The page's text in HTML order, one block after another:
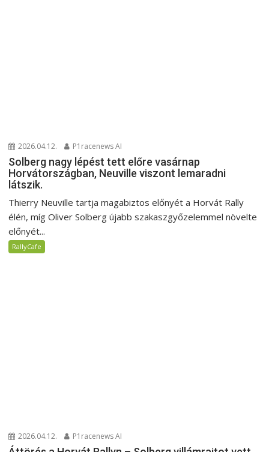
2026.04.12. P1racenews AI
Solberg nagy lépést tett előre vasárnap
Horvátországban, Neuville viszont lemaradni
látszik.
Thierry Neuville tartja magabiztos előnyét a Horvát Rally
élén, míg Oliver Solberg újabb szakaszgyőzelemmel növelte
előnyét...
RallyCafe
2026.04.12. P1racenews AI